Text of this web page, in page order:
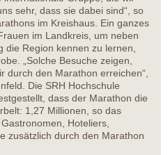
sehr, dass sie dabei sind“, so
im Kreishaus. Ein ganzes
im Landkreis, um neben
die Region kennen zu lernen,
„Solche Besuche zeigen,
durch den Marathon erreichen“,
Die SRH Hochschule
dass der Marathon die
1,27 Millionen, so das
Hoteliers,
zusätzlich durch den Marathon